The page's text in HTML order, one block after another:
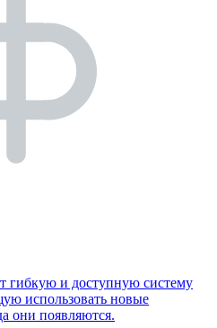
гибкую и доступную систему
использовать новые
они появляются.